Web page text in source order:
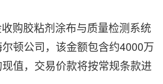
购胶粘剂涂布与质量检测系统
顿公司，该金额包含约4000万
值，交易价款将按常规条款进